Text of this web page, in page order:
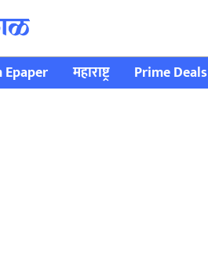
महाराष्ट्र Prime Deals